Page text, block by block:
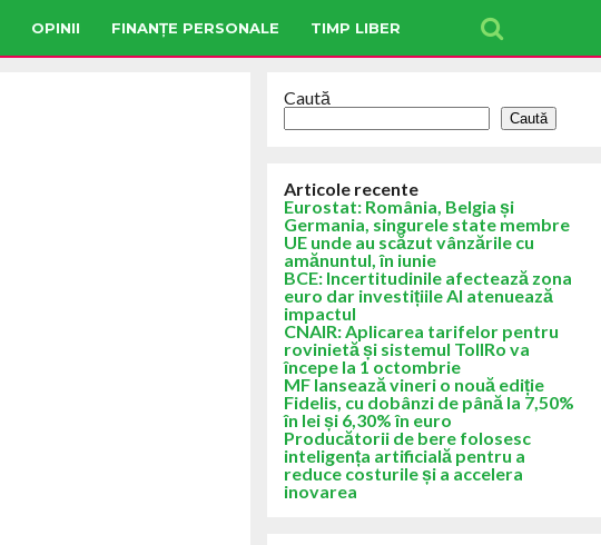
OPINII FINANȚE PERSONALE TIMP LIBER
Caută
Caută
Articole recente
Eurostat: România, Belgia și
Germania, singurele state membre
UE unde au scăzut vânzările cu
amănuntul, în iunie
BCE: Incertitudinile afectează zona
euro dar investițiile AI atenuează
impactul
CNAIR: Aplicarea tarifelor pentru
rovinietă și sistemul TollRo va
începe la 1 octombrie
MF lansează vineri o nouă ediție
Fidelis, cu dobânzi de până la 7,50%
în lei și 6,30% în euro
Producătorii de bere folosesc
inteligența artificială pentru a
reduce costurile și a accelera
inovarea